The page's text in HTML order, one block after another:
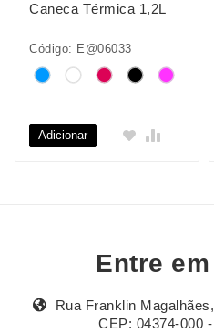
Caneca Térmica 1,2L
Código: E@06033
Adicionar
Entre
Rua Franklin
CEP: 04374-000